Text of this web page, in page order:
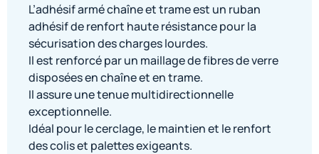
L’adhésif armé chaîne et trame est un ruban
adhésif de renfort haute résistance pour la
sécurisation des charges lourdes.
Il est renforcé par un maillage de fibres de verre
disposées en chaîne et en trame.
Il assure une tenue multidirectionnelle
exceptionnelle.
Idéal pour le cerclage, le maintien et le renfort
des colis et palettes exigeants.